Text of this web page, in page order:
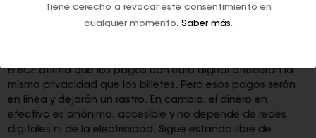
usuarios o los contribuyentes.
El BCE afirma que los pagos con euro digital ofrecerán la
misma privacidad que los billetes. Pero esos pagos serán
en línea y dejarán un rastro. En cambio, el dinero en
efectivo es anónimo, accesible y no depende de redes
digitales ni de la electricidad. Sigue estando libre de
Tiene derecho a revocar este consentimiento en
cualquier momento. Saber más.